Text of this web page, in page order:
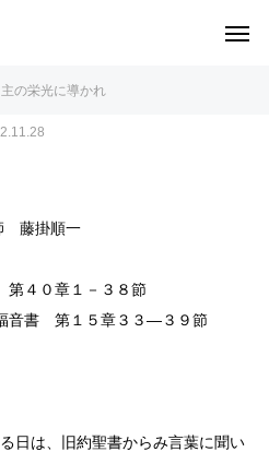
主の栄光に導かれ
藤掛順一
第４０章１－３８節
音書 第１５章３３―３９節
日は、旧約聖書からみ言葉に聞い